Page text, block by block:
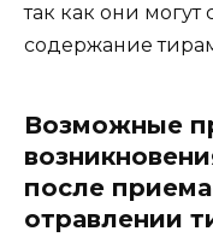
так как они
содержание
Возможные
после
отравлении